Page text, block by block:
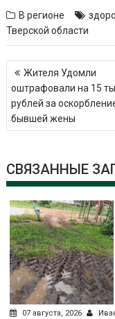
В регионе
Тверской области
Навигация
по
записям
Жителя Удомли
оштрафовали на 15
рублей за
бывшей жены
СВЯЗАННЫЕ
07 августа, 2026